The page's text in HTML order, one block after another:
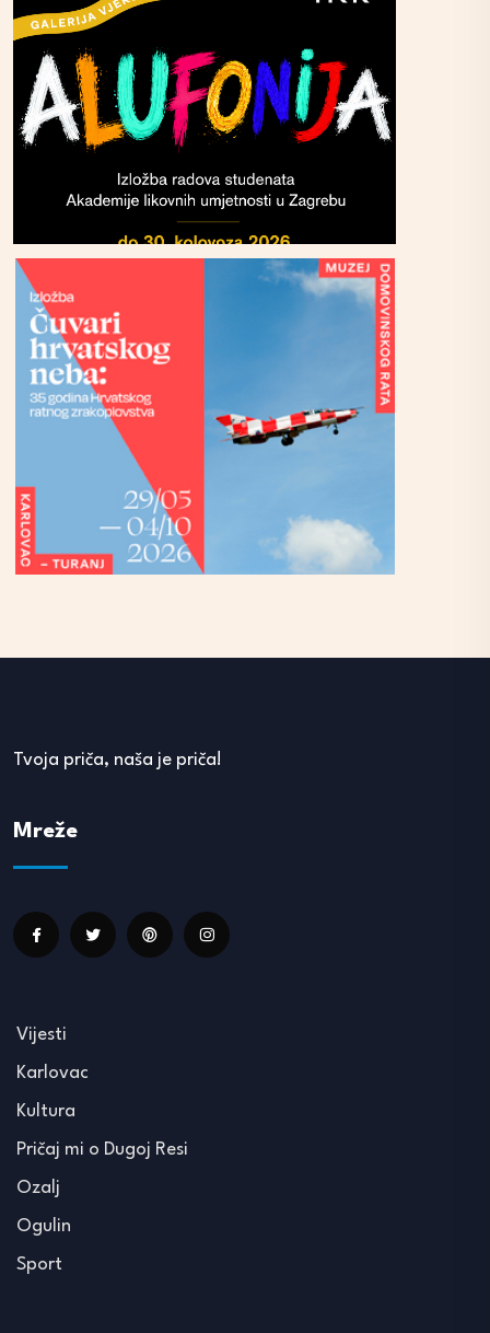
Tvoja priča, naša je priča!
Mreže
Vijesti
Karlovac
Kultura
Pričaj mi o Dugoj Resi
Ozalj
Ogulin
Sport